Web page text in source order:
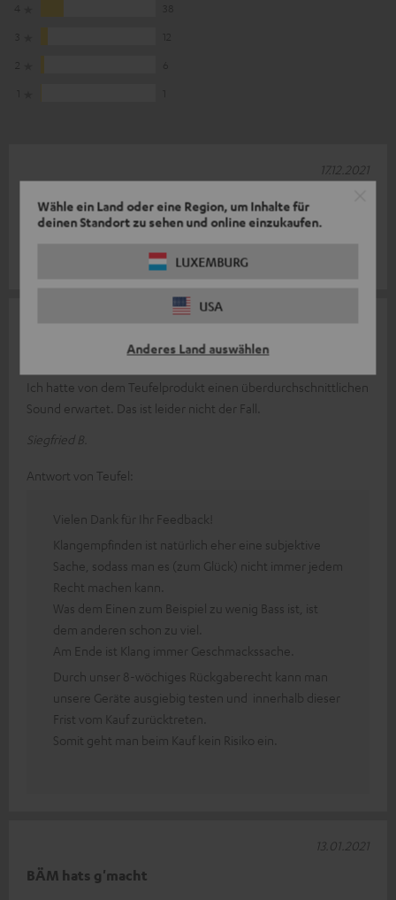
Wähle ein Land oder eine Region, um Inhalte für
deinen Standort zu sehen und online einzukaufen.
LUXEMBURG
USA
Anderes Land auswählen
Gut
Guter Klang
17.12.2021
Durchschnittlicher Sound
Ich hatte von dem Teufelprodukt einen überdurchschnittlichen
Sound erwartet. Das ist leider nicht der Fall.
Siegfried B.
Antwort von Teufel:
Vielen Dank für Ihr Feedback!
Klangempfinden ist natürlich eher eine subjektive
Sache, sodass man es (zum Glück) nicht immer jedem
Recht machen kann.
Was dem Einen zum Beispiel zu wenig Bass ist, ist
dem anderen schon zu viel.
Am Ende ist Klang immer Geschmackssache.
Durch unser 8-wöchiges Rückgaberecht kann man
unsere Geräte ausgiebig testen und innerhalb dieser
Frist vom Kauf zurücktreten.
Somit geht man beim Kauf kein Risiko ein.
BÄM hats g'macht
13.01.2021